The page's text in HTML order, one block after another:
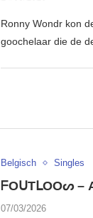
Ronny Wondr kon
goochelaar die de
Belgisch Singles
ᖴOᑌTᒪOOᔕ –
07/03/2026